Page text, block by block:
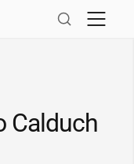
Calduch